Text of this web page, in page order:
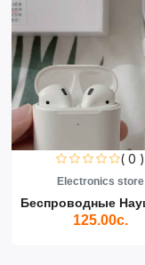
( 0 )
Electronics store
125.00с.